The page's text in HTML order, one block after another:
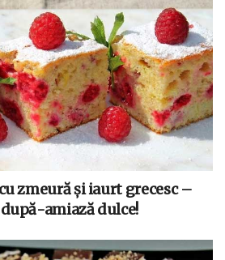
zmeură și iaurt grecesc –
amiază dulce!